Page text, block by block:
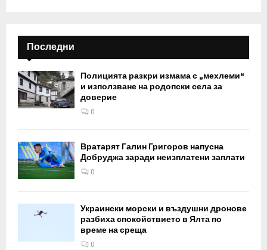
Последни
Полицията разкри измама с „мехлеми“
и използване на родопски села за
доверие
0
Вратарят Галин Григоров напусна
Добруджа заради неизплатени заплати
0
Украински морски и въздушни дронове
разбиха спокойствието в Ялта по
време на среща
0